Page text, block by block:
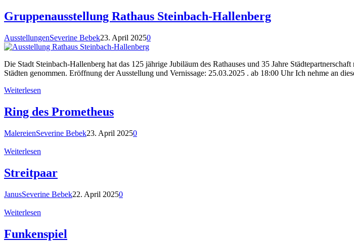
Gruppenausstellung Rathaus Steinbach-Hallenberg
AusstellungenSeverine Bebek23. April 20250
Die Stadt Steinbach-Hallenberg hat das 125 jährige Jubiläum des Rathauses und 35 Jahre
Städten genommen. Eröffnung der Ausstellung und Vernissage: 25.03.2025 . ab 18:00 Uhr Ich nehme
Weiterlesen
Ring des Prometheus
MalereienSeverine Bebek23. April 20250
Weiterlesen
Streitpaar
JanusSeverine Bebek22. April 20250
Weiterlesen
Funkenspiel